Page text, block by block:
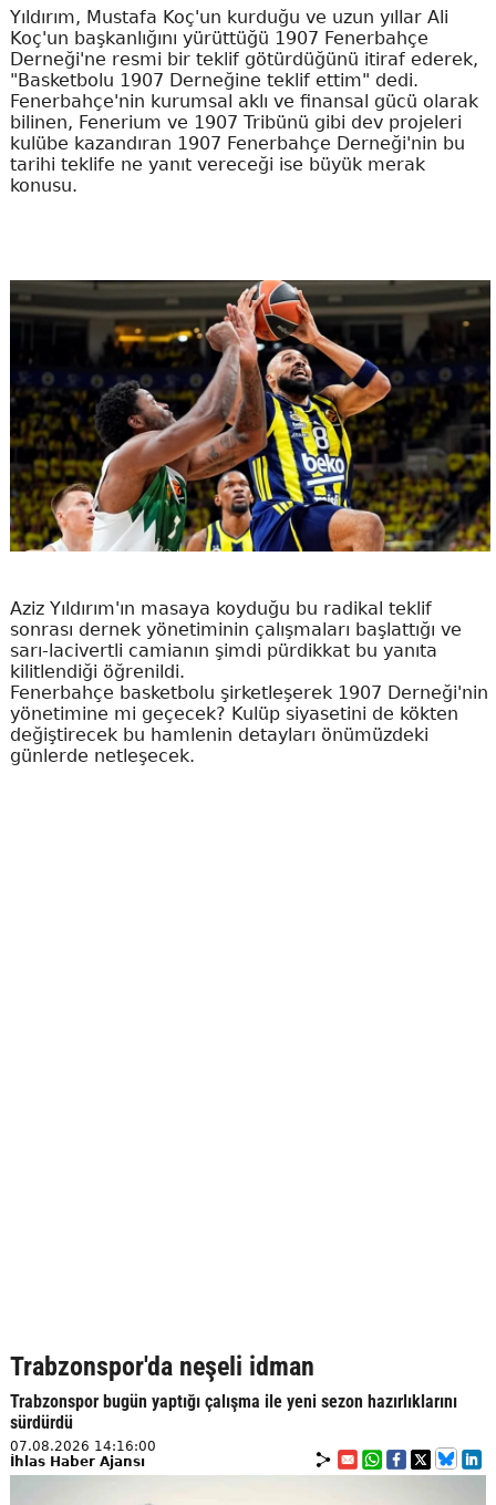
Yıldırım, Mustafa Koç'un kurduğu ve uzun yıllar Ali
Koç'un başkanlığını yürüttüğü 1907 Fenerbahçe
Derneği'ne resmi bir teklif götürdüğünü itiraf ederek,
"Basketbolu 1907 Derneğine teklif ettim" dedi.
Fenerbahçe'nin kurumsal aklı ve finansal gücü olarak
bilinen, Fenerium ve 1907 Tribünü gibi dev projeleri
kulübe kazandıran 1907 Fenerbahçe Derneği'nin bu
tarihi teklife ne yanıt vereceği ise büyük merak
konusu.
Aziz Yıldırım'ın masaya koyduğu bu radikal teklif
sonrası dernek yönetiminin çalışmaları başlattığı ve
sarı-lacivertli camianın şimdi pürdikkat bu yanıta
kilitlendiği öğrenildi.
Fenerbahçe basketbolu şirketleşerek 1907 Derneği'nin
yönetimine mi geçecek? Kulüp siyasetini de kökten
değiştirecek bu hamlenin detayları önümüzdeki
günlerde netleşecek.
Trabzonspor'da neşeli idman
Trabzonspor bugün yaptığı çalışma ile yeni sezon hazırlıklarını
sürdürdü
07.08.2026 14:16:00
İhlas Haber Ajansı